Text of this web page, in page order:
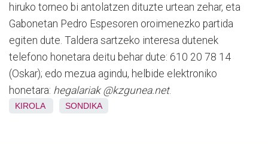
hiruko torneo bi antolatzen dituzte urtean zehar, eta
Gabonetan Pedro Espesoren oroimenezko partida
egiten dute. Taldera sartzeko interesa dutenek
telefono honetara deitu behar dute: 610 20 78 14
(Oskar); edo mezua agindu, helbide elektroniko
honetara: hegalariak @kzgunea.net.
KIROLA SONDIKA